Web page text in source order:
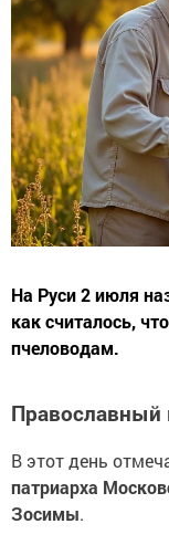
На Руси 2 июля
как считалось,
пчеловодам.
Православный
В этот день
патриарха
Зосимы.